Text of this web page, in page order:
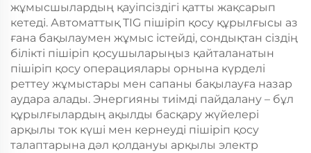
жұмысшылардың қауіпсіздігі қатты жақсарып
кетеді. Автоматтық TIG пішіріп қосу құрылғысы аз
ғана бақылаумен жұмыс істейді, сондықтан сіздің
білікті пішіріп қосушыларыңыз қайталанатын
пішіріп қосу операциялары орнына күрделі
реттеу жұмыстары мен сапаны бақылауға назар
аудара алады. Энергияны тиімді пайдалану – бұл
құрылғылардың ақылды басқару жүйелері
арқылы ток күші мен кернеуді пішіріп қосу
талаптарына дәл қолдануы арқылы электр